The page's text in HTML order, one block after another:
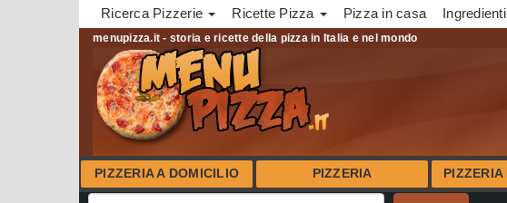
Ricerca Pizzerie Ricette Pizza Pizza in casa
menupizza.it - storia e ricette della pizza in Italia e nel mondo
PIZZERIA A DOMICILIO PIZZERIA